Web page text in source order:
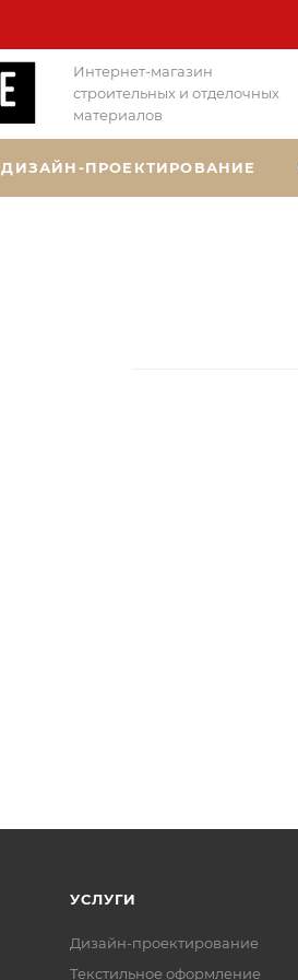
Интернет-магазин
строительных и отделочных
материалов
ДИЗАЙН-ПРОЕКТИРОВАНИЕ
УСЛУГИ
Дизайн-проектирование
Текстильное оформление